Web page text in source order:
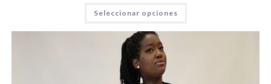
Seleccionar opciones